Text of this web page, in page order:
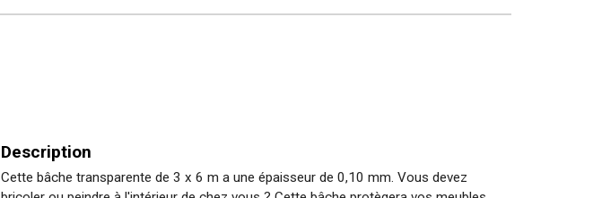
Description
Cette bâche transparente de 3 x 6 m a une épaisseur de 0,10 mm. Vous devez